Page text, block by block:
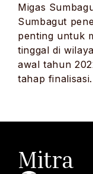
Migas
Sumbagut
penting untuk
tinggal di
awal tahun
tahap finalisasi.
Mitra